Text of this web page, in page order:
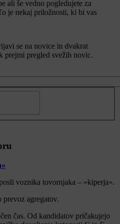
ali še vedno pogledujete za
je nekaj priložnosti, ki bi vas
se na novice in dvakrat
prejmi pregled svežih novic.
voznika tovornjaka – »kiperja«.
prevoz agregatov.
čas. Od kandidatov pričakujejo